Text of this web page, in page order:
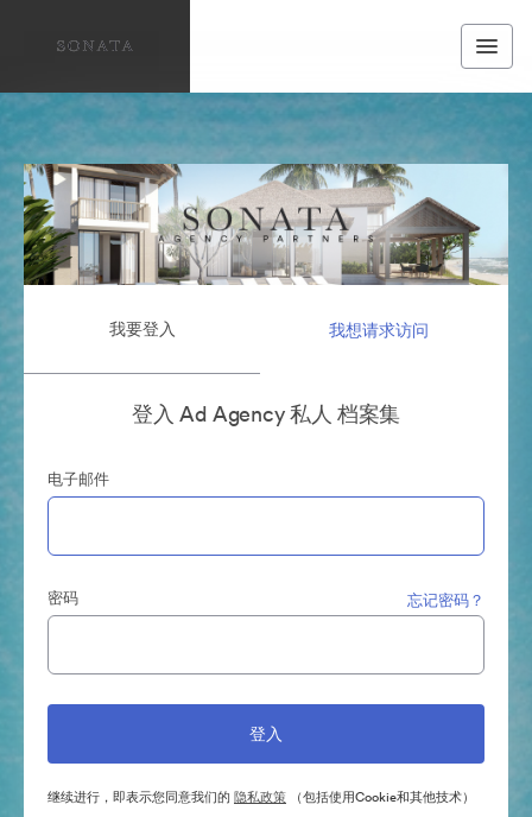
我要登入 我想请求访问
登入 Ad Agency 私人 档案集
电子邮件
密码 忘记密码？
继续进行，即表示您同意我们的 隐私政策 （包括使用Cookie和其他技术）